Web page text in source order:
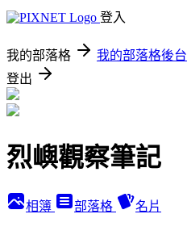
登入
我的部落格 我的部落格後台
登出
烈嶼觀察筆記
相簿 部落格 名片